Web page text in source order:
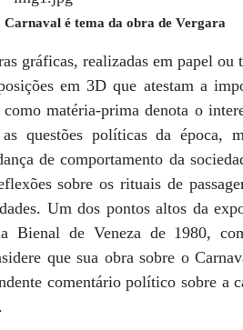
é tema da obra de Vergara
gráficas, realizadas em papel ou
em 3D que atestam a
matéria-prima denota o
questões políticas da época,
de comportamento da
sobre os rituais de
Um dos pontos altos da
Bienal de Veneza de 1980,
que sua obra sobre o
comentário político sobre a